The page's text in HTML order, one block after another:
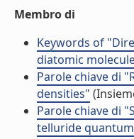
Membro di
Keywords of
diatomic
Parole chiave di
densities"
Parole chiave di
telluride